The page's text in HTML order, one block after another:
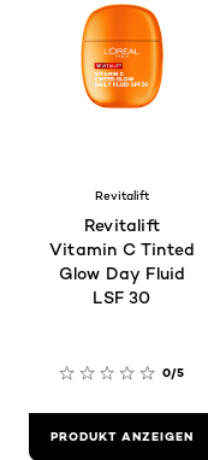
Revitalift
Revitalift
Vitamin C Tinted
Glow Day Fluid
LSF 30
0/5
PRODUKT ANZEIGEN